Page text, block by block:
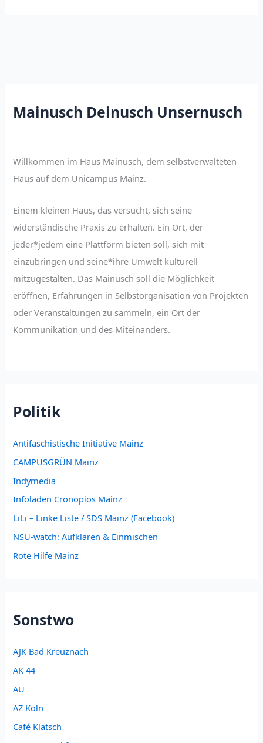
Mainusch Deinusch Unsernusch
Willkommen im Haus Mainusch, dem selbstverwalteten
Haus auf dem Unicampus Mainz.
Einem kleinen Haus, das versucht, sich seine
widerständische Praxis zu erhalten. Ein Ort, der
jeder*jedem eine Plattform bieten soll, sich mit
einzubringen und seine*ihre Umwelt kulturell
mitzugestalten. Das Mainusch soll die Möglichkeit
eröffnen, Erfahrungen in Selbstorganisation von Projekten
oder Veranstaltungen zu sammeln, ein Ort der
Kommunikation und des Miteinanders.
Politik
Antifaschistische Initiative Mainz
CAMPUSGRÜN Mainz
Indymedia
Infoladen Cronopios Mainz
LiLi – Linke Liste / SDS Mainz (Facebook)
NSU-watch: Aufklären & Einmischen
Rote Hilfe Mainz
Sonstwo
AJK Bad Kreuznach
AK 44
AU
AZ Köln
Café Klatsch